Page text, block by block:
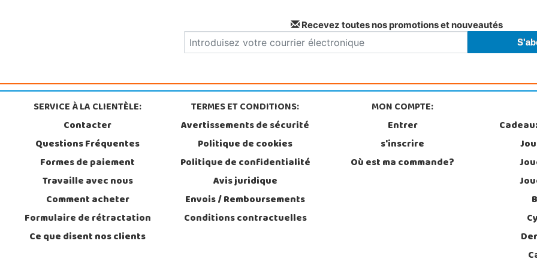
Recevez toutes nos promotions et nouveautés
SERVICE À LA CLIENTÈLE:
Contacter
Questions Fréquentes
Formes de paiement
Travaille avec nous
Comment acheter
Formulaire de rétractation
Ce que disent nos clients
TERMES ET CONDITIONS:
Avertissements de sécurité
Politique de cookies
Politique de confidentialité
Avis juridique
Envois / Remboursements
Conditions contractuelles
MON COMPTE:
Entrer
s'inscrire
Où est ma commande?